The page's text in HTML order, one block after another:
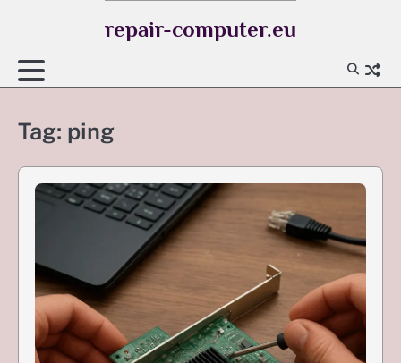
repair-computer.eu
Tag: ping